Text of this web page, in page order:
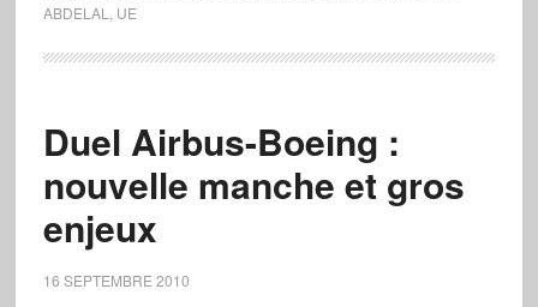
ABDELAL
UE
Duel Airbus-Boeing :
nouvelle manche et gros
enjeux
16 SEPTEMBRE 2010